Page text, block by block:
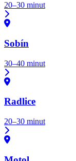
20–30 minut
Sobín
30–40 minut
Radlice
20–30 minut